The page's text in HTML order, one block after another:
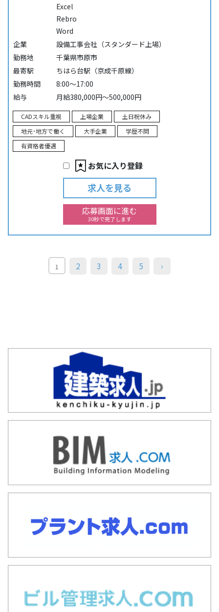
Excel
Rebro
Word
企業
設備工事会社（スタンダード上場）
勤務地
千葉県市原市
最寄駅
ちはら台駅（京成千原線）
勤務時間
8:00～17:00
給与
月給380,000円～500,000円
CADスキル重視 上場企業
土日祝休み
地元･地方で働く
大手企業
学歴不問
有資格者優遇
お気に入り登録
求人を見る
応募画面に進む
30秒で完了します
1 2 3 4 5 ›